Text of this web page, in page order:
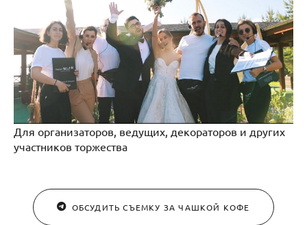
Для организаторов, ведущих, декораторов и других
участников торжества
ОБСУДИТЬ СЪЕМКУ ЗА ЧАШКОЙ КОФЕ